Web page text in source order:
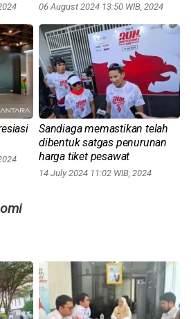
06 August 2024 13:50 WIB, 2024
Sandiaga memastikan telah
dibentuk satgas penurunan
harga tiket pesawat
14 July 2024 11:02 WIB, 2024